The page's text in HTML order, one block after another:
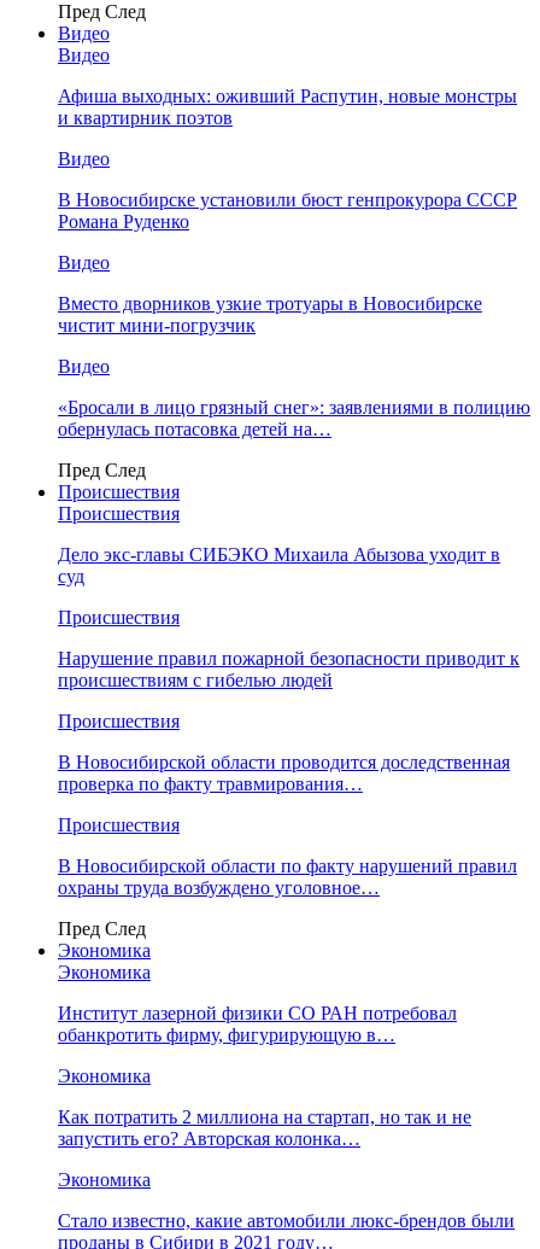
Пред След
Видео
Видео
Афиша выходных: оживший Распутин, новые монстры
и квартирник поэтов
Видео
В Новосибирске установили бюст генпрокурора СССР
Романа Руденко
Видео
Вместо дворников узкие тротуары в Новосибирске
чистит мини-погрузчик
Видео
«Бросали в лицо грязный снег»: заявлениями в полицию
обернулась потасовка детей на…
Пред След
Происшествия
Происшествия
Дело экс-главы СИБЭКО Михаила Абызова уходит в
суд
Происшествия
Нарушение правил пожарной безопасности приводит к
происшествиям с гибелью людей
Происшествия
В Новосибирской области проводится доследственная
проверка по факту травмирования…
Происшествия
В Новосибирской области по факту нарушений правил
охраны труда возбуждено уголовное…
Пред След
Экономика
Экономика
Институт лазерной физики СО РАН потребовал
обанкротить фирму, фигурирующую в…
Экономика
Как потратить 2 миллиона на стартап, но так и не
запустить его? Авторская колонка…
Экономика
Стало известно, какие автомобили люкс-брендов были
проданы в Сибири в 2021 году…